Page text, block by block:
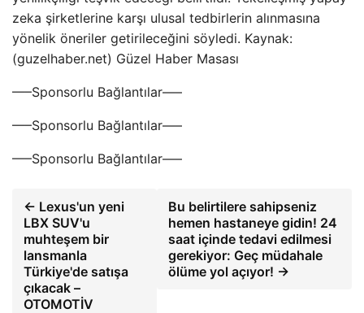
zeka şirketlerine karşı ulusal tedbirlerin alınmasına
yönelik öneriler getirileceğini söyledi. Kaynak:
(guzelhaber.net) Güzel Haber Masası
—–Sponsorlu Bağlantılar—–
—–Sponsorlu Bağlantılar—–
—–Sponsorlu Bağlantılar—–
← Lexus'un yeni
LBX SUV'u
muhteşem bir
lansmanla
Türkiye'de satışa
çıkacak –
OTOMOTİV
Bu belirtilere sahipseniz
hemen hastaneye gidin! 24
saat içinde tedavi edilmesi
gerekiyor: Geç müdahale
ölüme yol açıyor! →